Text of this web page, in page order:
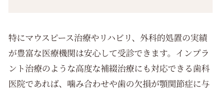
特にマウスピース治療やリハビリ、外科的処置の実績
が豊富な医療機関は安心して受診できます。インプラ
ント治療のような高度な補綴治療にも対応できる歯科
医院であれば、噛み合わせや歯の欠損が顎関節症に与